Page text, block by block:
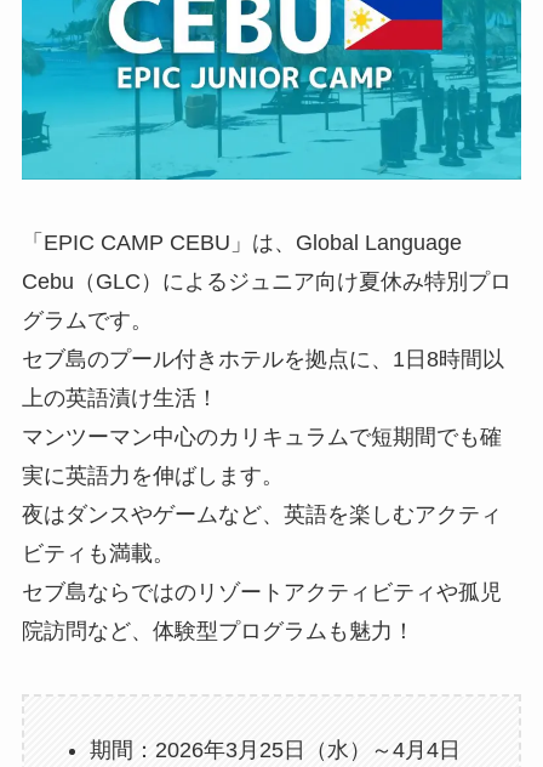
「EPIC CAMP CEBU」は、Global Language
Cebu（GLC）によるジュニア向け夏休み特別プロ
グラムです。
セブ島のプール付きホテルを拠点に、1日8時間以
上の英語漬け生活！
マンツーマン中心のカリキュラムで短期間でも確
実に英語力を伸ばします。
夜はダンスやゲームなど、英語を楽しむアクティ
ビティも満載。
セブ島ならではのリゾートアクティビティや孤児
院訪問など、体験型プログラムも魅力！
期間：2026年3月25日（水）～4月4日